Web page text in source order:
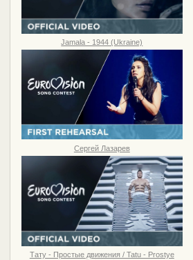
Jamala - 1944 (Ukraine)
Сергей Лазарев
Тату - Простые движения / Tatu - Prostye